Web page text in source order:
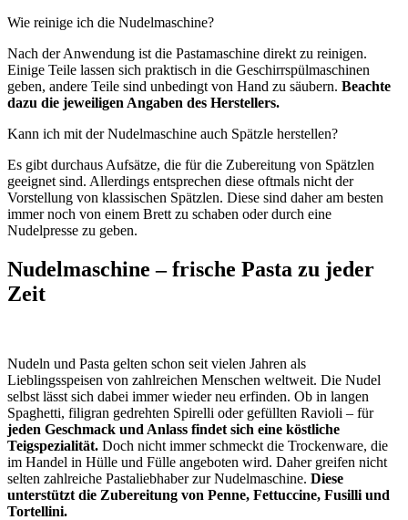
Wie reinige ich die Nudelmaschine?
Nach der Anwendung ist die Pastamaschine direkt zu reinigen.
Einige Teile lassen sich praktisch in die Geschirrspülmaschinen
geben, andere Teile sind unbedingt von Hand zu säubern. Beachte
dazu die jeweiligen Angaben des Herstellers.
Kann ich mit der Nudelmaschine auch Spätzle herstellen?
Es gibt durchaus Aufsätze, die für die Zubereitung von Spätzlen
geeignet sind. Allerdings entsprechen diese oftmals nicht der
Vorstellung von klassischen Spätzlen. Diese sind daher am besten
immer noch von einem Brett zu schaben oder durch eine
Nudelpresse zu geben.
Nudelmaschine – frische Pasta zu jeder
Zeit
Nudeln und Pasta gelten schon seit vielen Jahren als
Lieblingsspeisen von zahlreichen Menschen weltweit. Die Nudel
selbst lässt sich dabei immer wieder neu erfinden. Ob in langen
Spaghetti, filigran gedrehten Spirelli oder gefüllten Ravioli – für
jeden Geschmack und Anlass findet sich eine köstliche
Teigspezialität. Doch nicht immer schmeckt die Trockenware, die
im Handel in Hülle und Fülle angeboten wird. Daher greifen nicht
selten zahlreiche Pastaliebhaber zur Nudelmaschine. Diese
unterstützt die Zubereitung von Penne, Fettuccine, Fusilli und
Tortellini.